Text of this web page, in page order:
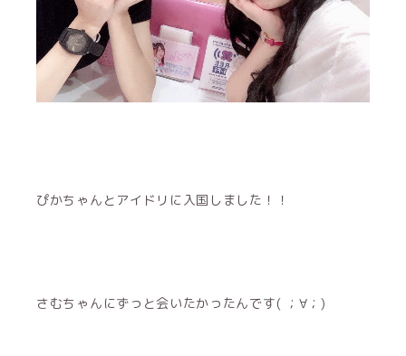
ぴかちゃんとアイドリに入国しました！！
さむちゃんにずっと会いたかったんです( ；∀；)